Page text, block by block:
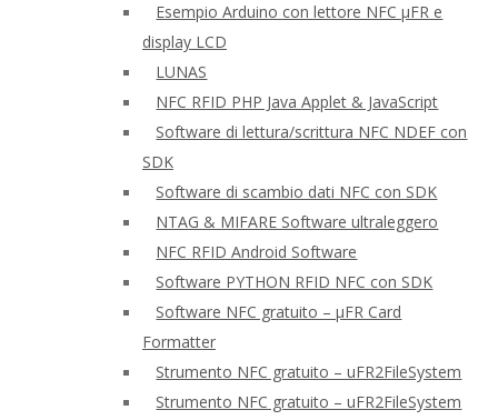
Esempio Arduino con lettore NFC μFR e
display LCD
LUNAS
NFC RFID PHP Java Applet & JavaScript
Software di lettura/scrittura NFC NDEF con
SDK
Software di scambio dati NFC con SDK
NTAG & MIFARE Software ultraleggero
NFC RFID Android Software
Software PYTHON RFID NFC con SDK
Software NFC gratuito – μFR Card
Formatter
Strumento NFC gratuito – uFR2FileSystem
Strumento NFC gratuito – uFR2FileSystem